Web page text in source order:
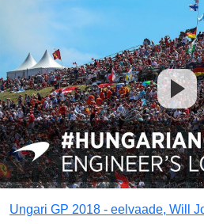
Ungari GP 2018 - eelvaade, Will